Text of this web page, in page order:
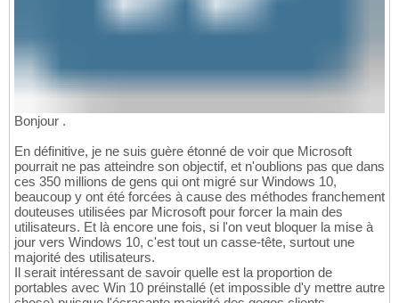
Bonjour .
En définitive, je ne suis guère étonné de voir que Microsoft
pourrait ne pas atteindre son objectif, et n'oublions pas que dans
ces 350 millions de gens qui ont migré sur Windows 10,
beaucoup y ont été forcées à cause des méthodes franchement
douteuses utilisées par Microsoft pour forcer la main des
utilisateurs. Et là encore une fois, si l'on veut bloquer la mise à
jour vers Windows 10, c'est tout un casse-tête, surtout une
majorité des utilisateurs.
Il serait intéressant de savoir quelle est la proportion de
portables avec Win 10 préinstallé (et impossible d'y mettre autre